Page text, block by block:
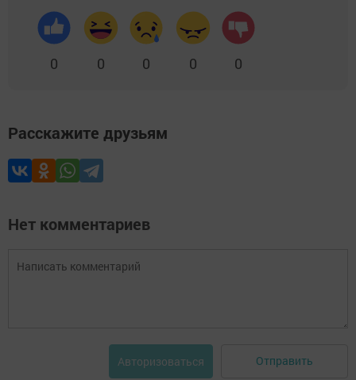
0 0 0 0 0
Расскажите друзьям
Нет комментариев
Авторизоваться Отправить